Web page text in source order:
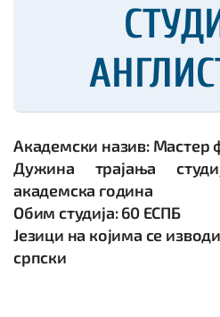
Академски назив: Мастер
Дужина трајања
академска година
Обим студија: 60 ЕСПБ
Језици на којима се
српски